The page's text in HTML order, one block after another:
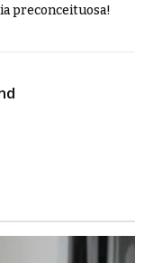
preconceituosa!